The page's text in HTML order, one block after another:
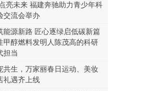
亮未来 福建奔驰助力青少年科
交流会举办
能源新路 匠心逐绿启低碳新篇
醇燃料发明人陈茂高的科研
担当
共生，万家丽春日运动、美妆
礼遇齐上线